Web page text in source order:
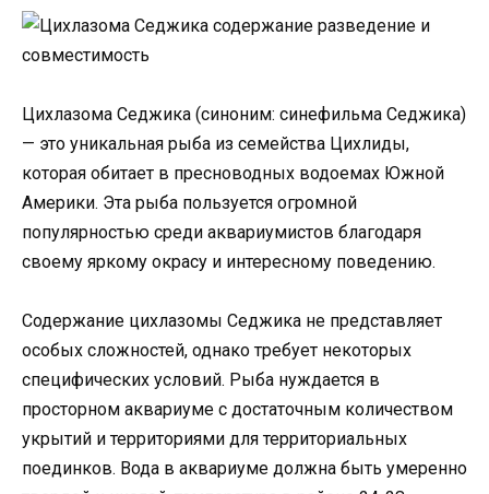
Цихлазома Седжика (синоним: синефильма Седжика)
— это уникальная рыба из семейства Цихлиды,
которая обитает в пресноводных водоемах Южной
Америки. Эта рыба пользуется огромной
популярностью среди аквариумистов благодаря
своему яркому окрасу и интересному поведению.
Содержание цихлазомы Седжика не представляет
особых сложностей, однако требует некоторых
специфических условий. Рыба нуждается в
просторном аквариуме с достаточным количеством
укрытий и территориями для территориальных
поединков. Вода в аквариуме должна быть умеренно